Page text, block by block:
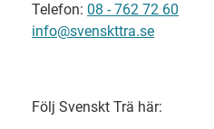
Telefon: 08 - 762 72 60
info@svenskttra.se
Följ Svenskt Trä här: